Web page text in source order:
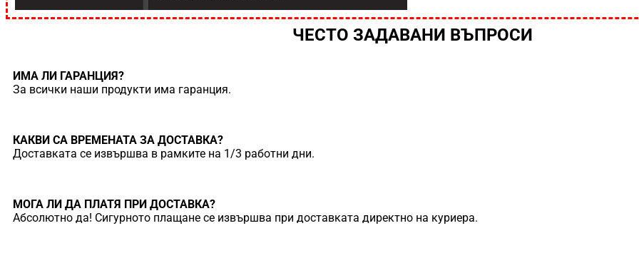
ЧЕСТО ЗАДАВАНИ ВЪПРОСИ
ИМА ЛИ ГАРАНЦИЯ?
За всички наши продукти има гаранция.
КАКВИ СА ВРЕМЕНАТА ЗА ДОСТАВКА?
Доставката се извършва в рамките на 1/3 работни дни.
МОГА ЛИ ДА ПЛАТЯ ПРИ ДОСТАВКА?
Абсолютно да! Сигурното плащане се извършва при доставката директно на куриера.